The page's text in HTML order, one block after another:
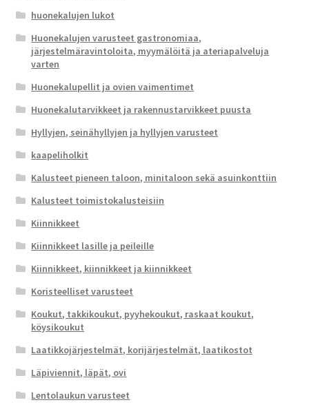
huonekalujen lukot
Huonekalujen varusteet gastronomiaa,
järjestelmäravintoloita, myymälöitä ja ateriapalveluja
varten
Huonekalupellit ja ovien vaimentimet
Huonekalutarvikkeet ja rakennustarvikkeet puusta
Hyllyjen, seinähyllyjen ja hyllyjen varusteet
kaapeliholkit
Kalusteet pieneen taloon, minitaloon sekä asuinkonttiin
Kalusteet toimistokalusteisiin
Kiinnikkeet
Kiinnikkeet lasille ja peileille
Kiinnikkeet, kiinnikkeet ja kiinnikkeet
Koristeelliset varusteet
Koukut, takkikoukut, pyyhekoukut, raskaat koukut,
köysikoukut
Laatikkojärjestelmät, korijärjestelmät, laatikostot
Läpiviennit, läpät, ovi
Lentolaukun varusteet